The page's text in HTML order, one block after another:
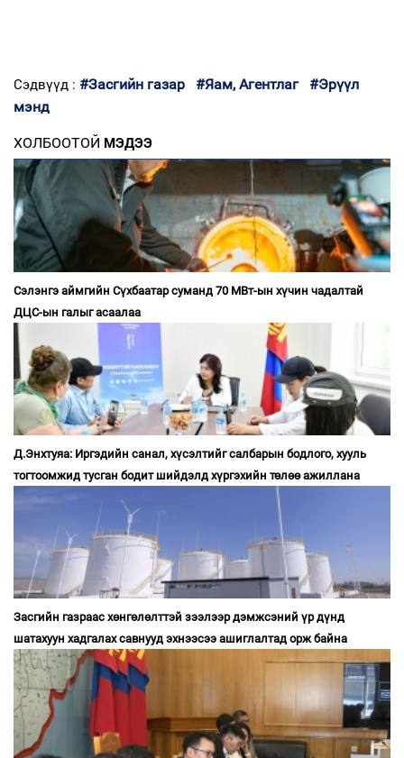
Сэдвүүд : #Засгийн газар #Яам, Агентлаг
#Эрүүл
мэнд
ХОЛБООТОЙ МЭДЭЭ
Сэлэнгэ аймгийн Сүхбаатар суманд 70 МВт-ын хүчин чадалтай
ДЦС-ын галыг асаалаа
Д.Энхтуяа: Иргэдийн санал, хүсэлтийг салбарын бодлого, хууль
тогтоомжид тусган бодит шийдэлд хүргэхийн төлөө ажиллана
Засгийн газраас хөнгөлөлттэй зээлээр дэмжсэний үр дүнд
шатахуун хадгалах савнууд эхнээсээ ашиглалтад орж байна